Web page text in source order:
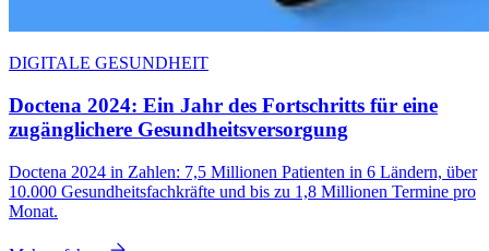
DIGITALE GESUNDHEIT
Doctena 2024: Ein Jahr des Fortschritts für eine
zugänglichere Gesundheitsversorgung
Doctena 2024 in Zahlen: 7,5 Millionen Patienten in 6 Ländern, über
10.000 Gesundheitsfachkräfte und bis zu 1,8 Millionen Termine pro
Monat.